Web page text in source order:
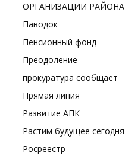
ОРГАНИЗАЦИИ РАЙОНА
Паводок
Пенсионный фонд
Преодоление
прокуратура сообщает
Прямая линия
Развитие АПК
Растим будущее сегодня
Росреестр